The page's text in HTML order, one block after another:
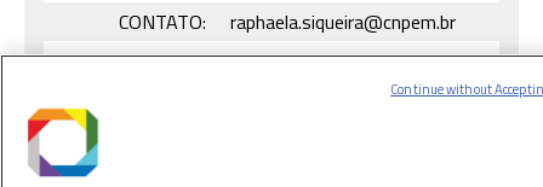
CONTATO:
raphaela.siqueira@cnpem.br
ENCERRAMENTO:
28/05/2021
Vencedor: SINGAPURAContinue without